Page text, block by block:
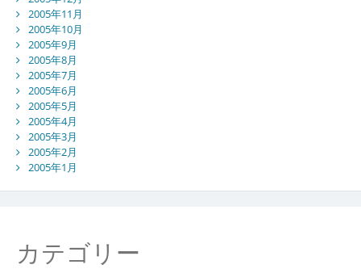
2005年11月
2005年10月
2005年9月
2005年8月
2005年7月
2005年6月
2005年5月
2005年4月
2005年3月
2005年2月
2005年1月
カテゴリー